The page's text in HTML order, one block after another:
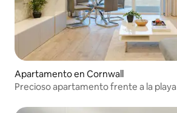
Apartamento en Cornwall
Precioso apartamento frente a la playa